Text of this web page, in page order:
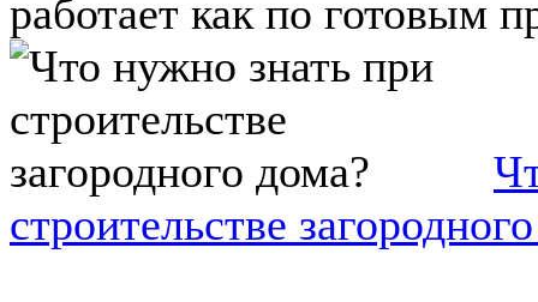
работает как по готовым
строительстве